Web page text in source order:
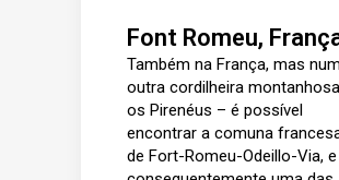
Font Romeu,
Também na França, mas
outra cordilheira
os Pirenéus – é possível
encontrar a comuna
de Fort-Romeu-Odeillo-Via, e